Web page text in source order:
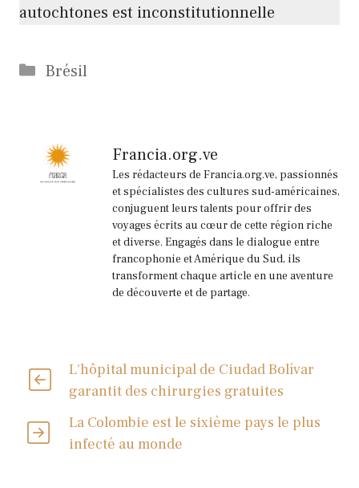
autochtones est inconstitutionnelle
Catégories
Brésil
Francia.org.ve
Les rédacteurs de Francia.org.ve, passionnés
et spécialistes des cultures sud-américaines,
conjuguent leurs talents pour offrir des
voyages écrits au cœur de cette région riche
et diverse. Engagés dans le dialogue entre
francophonie et Amérique du Sud, ils
transforment chaque article en une aventure
de découverte et de partage.
L'hôpital municipal de Ciudad Bolívar
garantit des chirurgies gratuites
La Colombie est le sixième pays le plus
infecté au monde